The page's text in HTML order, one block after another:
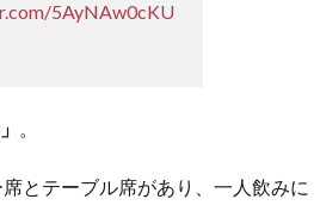
5AyNAw0cKU
」
とテーブル席があり、一人飲みに